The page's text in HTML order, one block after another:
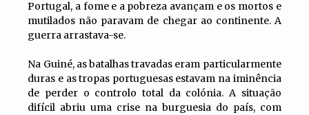
Portugal, a fome e a pobreza avançam e os mortos e
mutilados não paravam de chegar ao continente. A
guerra arrastava-se.
Na Guiné, as batalhas travadas eram particularmente
duras e as tropas portuguesas estavam na iminência
de perder o controlo total da colónia. A situação
difícil abriu uma crise na burguesia do país, com